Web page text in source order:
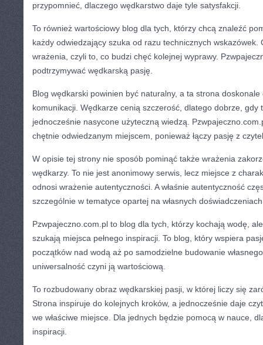
przypomnieć, dlaczego wędkarstwo daje tyle satysfakcji.
To również wartościowy blog dla tych, którzy chcą znaleźć
każdy odwiedzający szuka od razu technicznych wskazówek.
wrażenia, czyli to, co budzi chęć kolejnej wyprawy.
podtrzymywać wędkarską pasję.
Blog wędkarski powinien być naturalny, a ta strona
komunikacji. Wędkarze cenią szczerość, dlatego dobrze, gdy
jednocześnie nasycone użyteczną wiedzą.
chętnie odwiedzanym miejscem, ponieważ łączy pasję z
W opisie tej strony nie sposób pominąć także wrażenia
wędkarzy. To nie jest anonimowy serwis, lecz miejsce z
odnosi wrażenie autentyczności. A właśnie autentyczność
szczególnie w tematyce opartej na własnych
Pzwpajeczno.com.pl to blog dla tych, którzy kochają wodę,
szukają miejsca pełnego inspiracji. To blog, który wspiera
początków nad wodą aż po samodzielne budowanie
uniwersalność czyni ją wartościową.
To rozbudowany obraz wędkarskiej pasji, w której liczy się
Strona inspiruje do kolejnych kroków, a jednocześnie daje
we właściwe miejsce. Dla jednych będzie pomocą w nauce,
inspiracji.